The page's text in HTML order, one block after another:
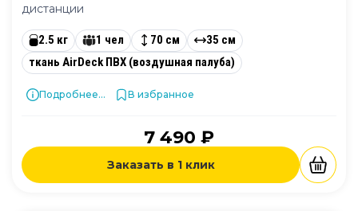
дистанции
2.5 кг 1 чел 70 см
35 см
ткань AirDeck ПВХ (воздушная палуба)
Подробнее... В избранное
7 490 ₽
Заказать в 1 клик